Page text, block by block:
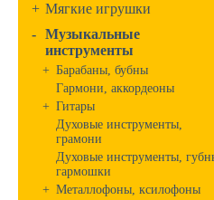
+ Мягкие игрушки
- Музыкальные
инструменты
+ Барабаны, бубны
Гармони, аккордеоны
+ Гитары
Духовые инструменты,
грамони
Духовые инструменты,
гармошки
+ Металлофоны, ксилофоны